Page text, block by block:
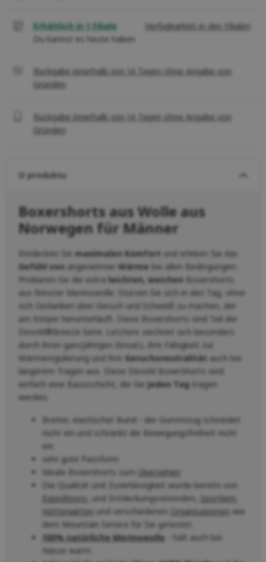
Erhältlich in 1 Filiale
Du kannst es heute haben
Verfügbarkeit in den Filialen
Rückgabe innerhalb von 14 Tagen ohne Angabe von
Gründen
Rückgabe innerhalb von 14 Tagen ohne Angabe von
Gründen
O produktu
Boxershorts aus Wolle aus
Norwegen für Männer
Entdecken Sie maximalen Komfort und erleben Sie das
Gefühl von angenehmer Wärme bei allen Bedingungen.
Probieren Sie die extra leichten, weichen
Boxershorts
aus feinster Merinowolle. Stürzen Sie sich in den Tag, ohne
sich Gedanken über Geruch und Schweiß zu machen, der
am Körper herunterläuft. Diese Boxershorts sind Teil der
Devold®Breeze-Serie. Letztere zeichnet sich besonders
durch ihren ganzjährigen Einsatz, ihre Fähigkeit zur
Wärmeregulierung und ihre Geruchsneutralität auch bei
längerem Tragen aus. Diese Devold Boxershorts sind
einfach eine Basisschicht, die Sie jeden Tag tragen
werden.
Breiter, elastischer Bund - der Gummizug schneidet
nicht ein und schränkt die Bewegungsfreiheit nicht
ein
sehr gute Passform
Ideale Boxershorts zum
Überziehen
Die Qualität und Zuverlässigkeit wurde bereits von
Expeditions-
und Entdeckungsreisenden, Sportlern
Hüttenwirten und verschiedenen Organisationen wie
dem Mountain Service für Sie getestet.
100% natürliche Merinowolle - hält auch bei
Nässe warm